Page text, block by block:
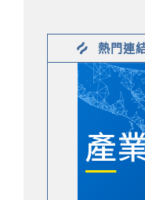
熱門連